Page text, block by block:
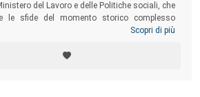
del Lavoro e delle Politiche sociali, che
le sfide del momento storico complesso
Covid-19. YoUniverCity ha realizzato su scala
i valori del Servizio civile con
che hanno contribuito ad aiutare i
Scopri di più